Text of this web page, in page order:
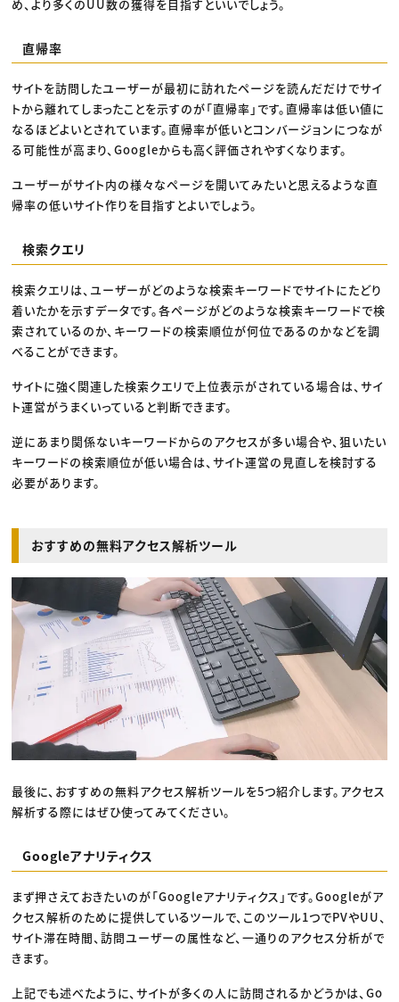
め、より多くのUU数の獲得を目指すといいでしょう。
直帰率
サイトを訪問したユーザーが最初に訪れたページを読んだだけでサイ
トから離れてしまったことを示すのが「直帰率」です。直帰率は低い値に
なるほどよいとされています。直帰率が低いとコンバージョンにつなが
る可能性が高まり、Googleからも高く評価されやすくなります。
ユーザーがサイト内の様々なページを開いてみたいと思えるような直
帰率の低いサイト作りを目指すとよいでしょう。
検索クエリ
検索クエリは、ユーザーがどのような検索キーワードでサイトにたどり
着いたかを示すデータです。各ページがどのような検索キーワードで検
索されているのか、キーワードの検索順位が何位であるのかなどを調
べることができます。
サイトに強く関連した検索クエリで上位表示がされている場合は、サイ
ト運営がうまくいっていると判断できます。
逆にあまり関係ないキーワードからのアクセスが多い場合や、狙いたい
キーワードの検索順位が低い場合は、サイト運営の見直しを検討する
必要があります。
おすすめの無料アクセス解析ツール
最後に、おすすめの無料アクセス解析ツールを5つ紹介します。アクセス
解析する際にはぜひ使ってみてください。
Googleアナリティクス
まず押さえておきたいのが「Googleアナリティクス」です。Googleがア
クセス解析のために提供しているツールで、このツール1つでPVやUU、
サイト滞在時間、訪問ユーザーの属性など、一通りのアクセス分析がで
きます。
上記でも述べたように、サイトが多くの人に訪問されるかどうかは、Go